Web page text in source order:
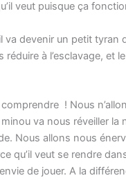
veut puisque ça
va devenir un petit tyran
réduire à l’esclavage, et
! Nous
va nous réveiller la
Nous allons nous
qu’il veut se rendre
de jouer. A la